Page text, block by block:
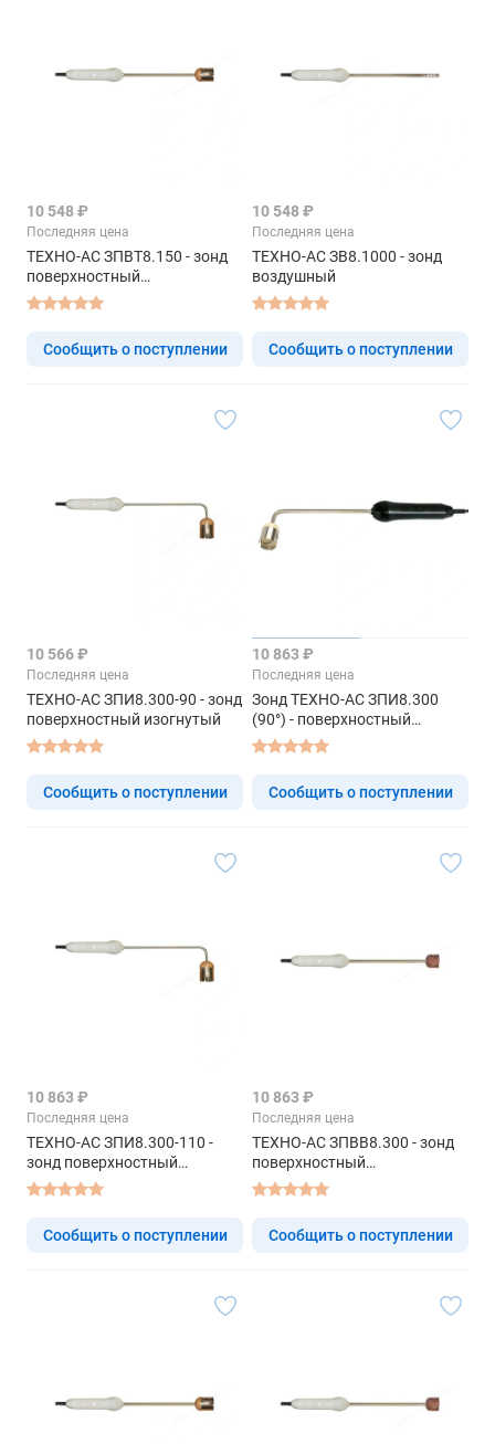
10 548 ₽
Последняя цена
ТЕХНО-АС ЗПВТ8.150 - зонд
поверхностный
высокоточный
Сообщить о поступлении
10 548 ₽
Последняя цена
ТЕХНО-АС ЗВ8.1000 - зонд
воздушный
Сообщить о поступлении
10 566 ₽
Последняя цена
ТЕХНО-АС ЗПИ8.300-90 - зонд
поверхностный изогнутый
Сообщить о поступлении
10 863 ₽
Последняя цена
Зонд ТЕХНО-АС ЗПИ8.300
(90°) - поверхностный
изогнутый L=300 мм
Сообщить о поступлении
10 863 ₽
Последняя цена
ТЕХНО-АС ЗПИ8.300-110 -
зонд поверхностный
изогнутый
Сообщить о поступлении
10 863 ₽
Последняя цена
ТЕХНО-АС ЗПВВ8.300 - зонд
поверхностный
высокотемпературный
Сообщить о поступлении